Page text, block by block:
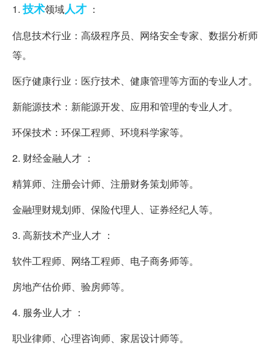
1.技术领域人才 ：
信息技术行业：高级程序员、网络安全专家、数据分析师
等。
医疗健康行业：医疗技术、健康管理等方面的专业人才。
新能源技术：新能源开发、应用和管理的专业人才。
环保技术：环保工程师、环境科学家等。
2. 财经金融人才 ：
精算师、注册会计师、注册财务策划师等。
金融理财规划师、保险代理人、证券经纪人等。
3. 高新技术产业人才 ：
软件工程师、网络工程师、电子商务师等。
房地产估价师、验房师等。
4. 服务业人才 ：
职业律师、心理咨询师、家居设计师等。